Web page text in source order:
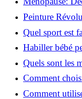
les bouffées de
Peinture
Deux Couleurs
Quel sport est
Habiller bébé
Quels sont les
enfant ?
Comment
votre visage ?
Comment